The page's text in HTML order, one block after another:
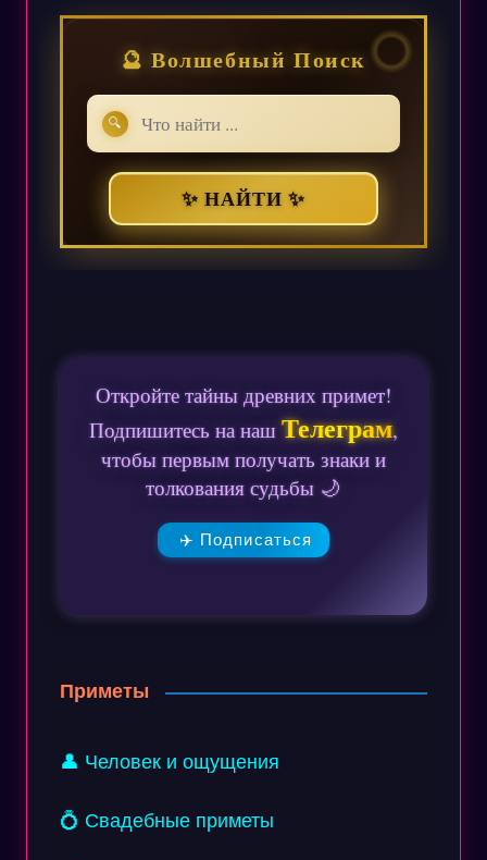
🔮 Волшебный Поиск
🔍
✨ НАЙТИ ✨
Откройте тайны древних примет!
Подпишитесь на нашТелеграм,
чтобы первым получать знаки и
толкования судьбы 🌙
✈️ Подписаться
Приметы
👤 Человек и ощущения
💍 Свадебные приметы